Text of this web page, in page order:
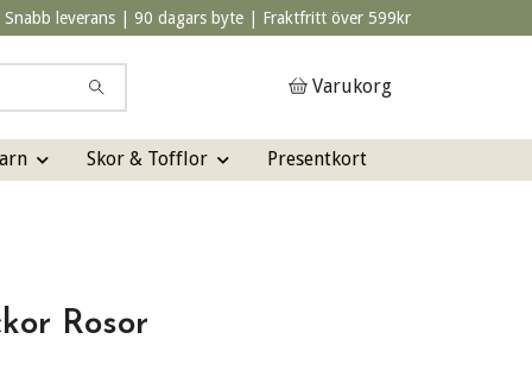
Snabb leverans | 90 dagars byte | Fraktfritt över 599kr
Varukorg
Skor & Tofflor Presentkort
Rosor